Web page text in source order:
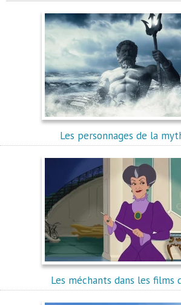
Les personnages de la
Les méchants dans les films